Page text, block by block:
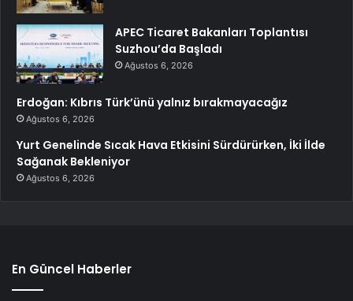
APEC Ticaret Bakanları Toplantısı
Suzhou’da Başladı
Ağustos 6, 2026
Erdoğan: Kıbrıs Türk’ünü yalnız bırakmayacağız
Ağustos 6, 2026
Yurt Genelinde Sıcak Hava Etkisini Sürdürürken, İki İlde
Sağanak Bekleniyor
Ağustos 6, 2026
En Güncel Haberler